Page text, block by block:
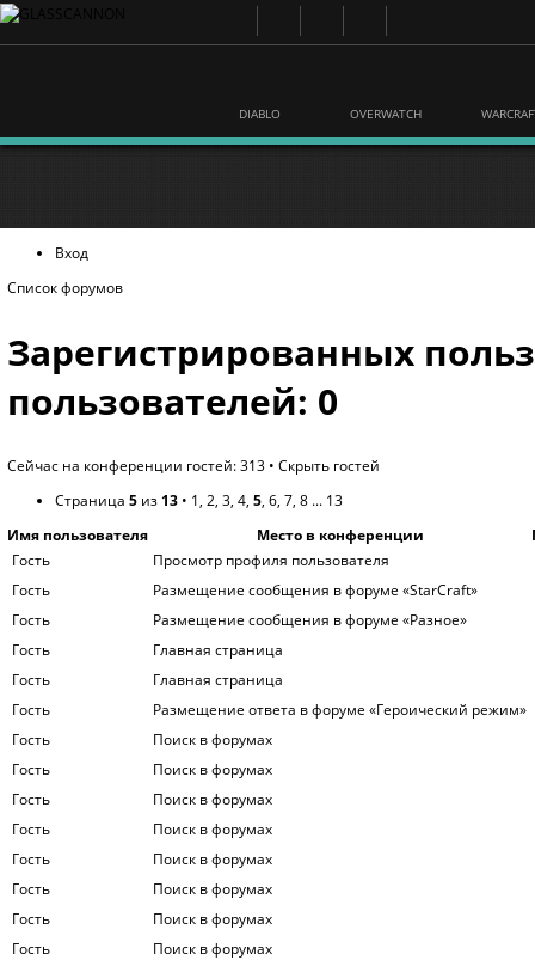
DIABLO OVERWATCH
Вход
Список форумов
Зарегистрированных
пользователей: 0
Сейчас на конференции гостей: 313 • Скрыть гостей
Страница 5 из 13 • 1, 2, 3, 4, 5, 6, 7, 8 ... 13
Имя пользователя
Место в конференции
Гость
Просмотр профиля пользователя
Гость
Размещение сообщения в форуме «StarCraft»
Гость
Размещение сообщения в форуме «Разное»
Гость
Главная страница
Гость
Главная страница
Гость
Размещение ответа в форуме «Героический режим»
Гость
Поиск в форумах
Гость
Поиск в форумах
Гость
Поиск в форумах
Гость
Поиск в форумах
Гость
Поиск в форумах
Гость
Поиск в форумах
Гость
Поиск в форумах
Гость
Поиск в форумах